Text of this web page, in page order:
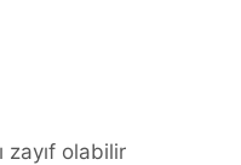
zayıf olabilir